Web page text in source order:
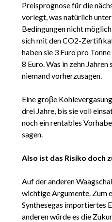
Preisprognose für die
vorlegt, was natürlich
Bedingungen nicht
sich mit den CO2-
haben sie 3 Euro pro
8 Euro. Was in zehn
niemand vorherzusagen.
Eine groβe
drei Jahre, bis sie voll
noch ein rentables
sagen.
Also ist das Risiko doch
Auf der anderen
wichtige Argumente. Zum
Synthesegas importiertes
anderen würde es die